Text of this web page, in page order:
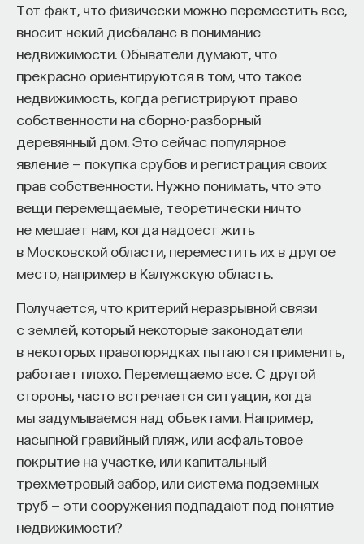
Тот факт, что физически можно переместить все,
вносит некий дисбаланс в понимание
недвижимости. Обыватели думают, что
прекрасно ориентируются в том, что такое
недвижимость, когда регистрируют право
собственности на сборно-разборный
деревянный дом. Это сейчас популярное
явление — покупка срубов и регистрация своих
прав собственности. Нужно понимать, что это
вещи перемещаемые, теоретически ничто
не мешает нам, когда надоест жить
в Московской области, переместить их в другое
место, например в Калужскую область.
Получается, что критерий неразрывной связи
с землей, который некоторые законодатели
в некоторых правопорядках пытаются применить,
работает плохо. Перемещаемо все. С другой
стороны, часто встречается ситуация, когда
мы задумываемся над объектами. Например,
насыпной гравийный пляж, или асфальтовое
покрытие на участке, или капитальный
трехметровый забор, или система подземных
труб — эти сооружения подпадают под понятие
недвижимости?
работать. Но в реальности с целеполаганием все
намного сложнее. Проблема не только
во временном разрыве, когда результат должен
проявиться через несколько лет. Ключевой
эффект образования не раскрывается в тот
момент, когда выпускник выходит на работу, —
тогда все только начинается. Дальше человек
адаптируется и еще много лет пользуется тем,
что получил в университете. Если задуматься, как
долго он опирается на свое первое образование,
речь идет не о нескольких годах,
а о десятилетиях».
«Мы выделили четыре идеологии образования.
Первая — развитие и трансляция
дисциплинарного знания, где в центре находится
само знание, а не человек и не рынок труда.
Вторая — формирование определенного типа
человека, например человека, способного
к сложному мышлению. Третья — развитие
общества, вклад в то, каким оно будет.
И четвертая — социальная эффективность,
то есть забота о том, как человек будет работать